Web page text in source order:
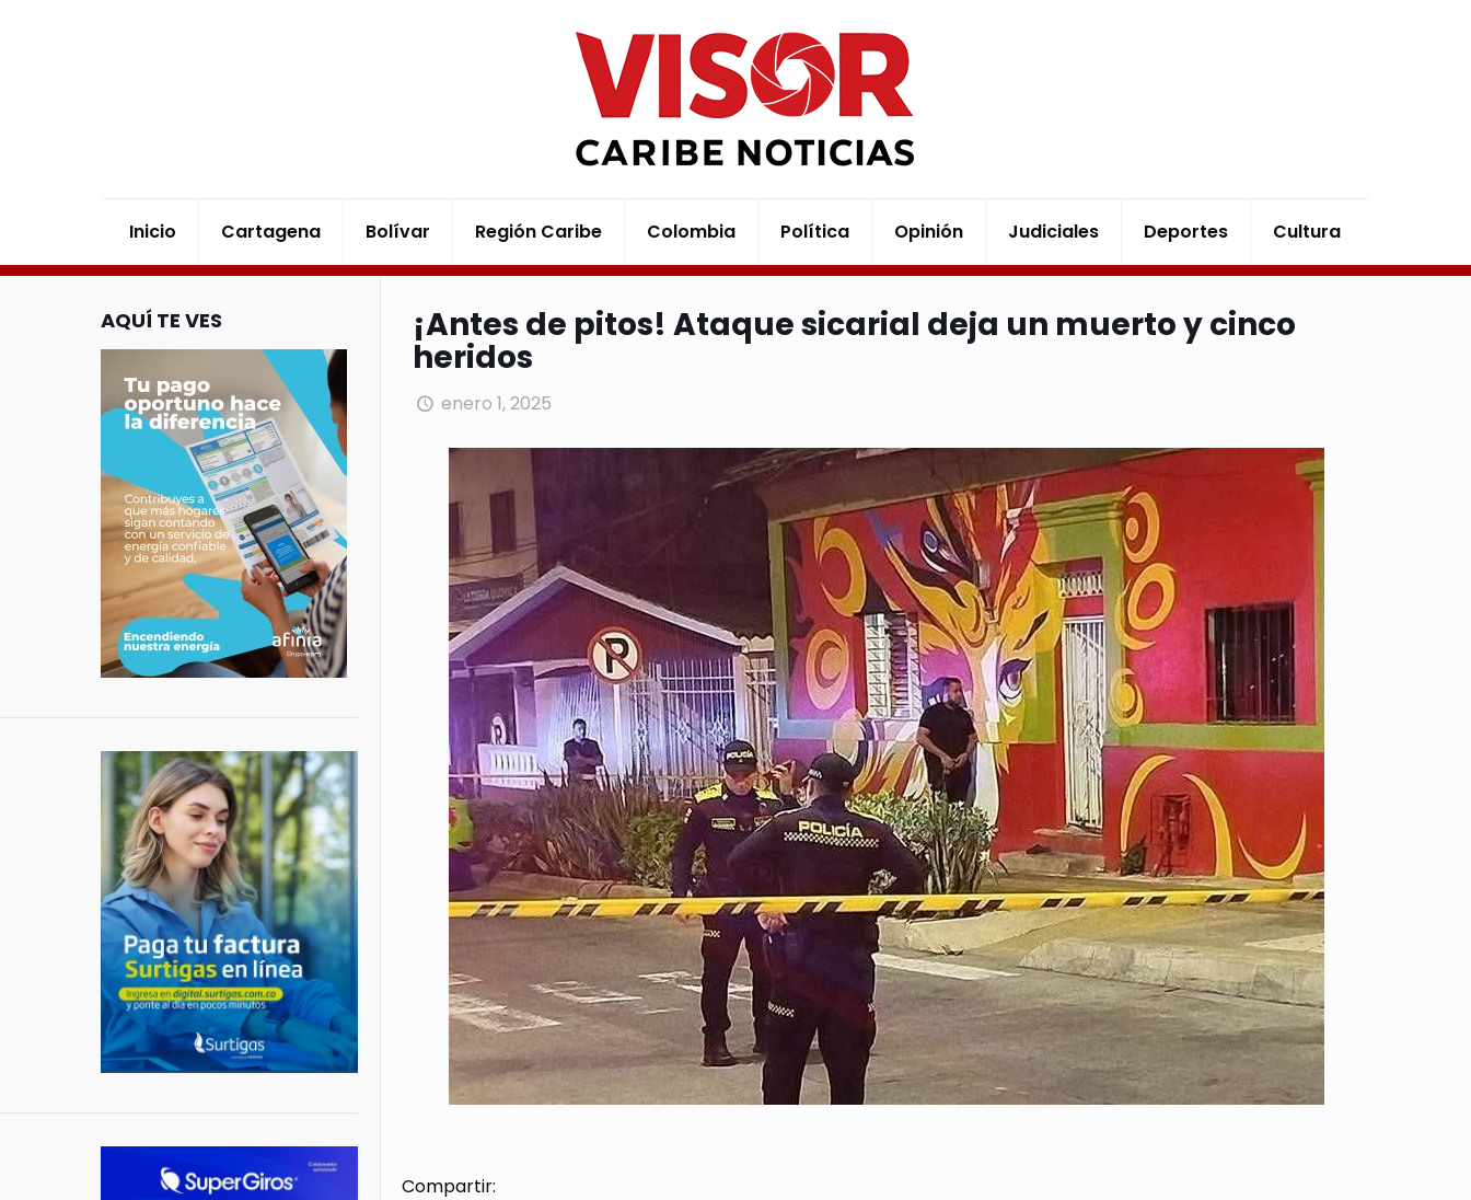
Inicio Cartagena Bolívar Región Caribe Colombia Política Opinión Judiciales Deportes Cultura
¡Antes de pitos! Ataque sicarial deja un muerto y cinco
heridos
enero 1, 2025
Compartir:
AQUÍ TE VES